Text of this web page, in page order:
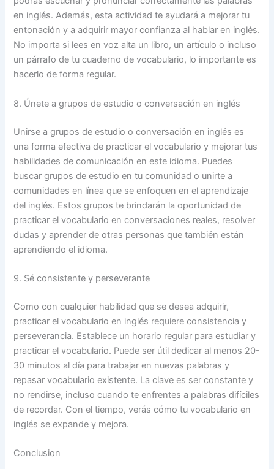
en inglés. Además, esta actividad te ayudará a mejorar tu
entonación y a adquirir mayor confianza al hablar en inglés.
No importa si lees en voz alta un libro, un artículo o incluso
un párrafo de tu cuaderno de vocabulario, lo importante es
hacerlo de forma regular.
8. Únete a grupos de estudio o conversación en inglés
Unirse a grupos de estudio o conversación en inglés es
una forma efectiva de practicar el vocabulario y mejorar tus
habilidades de comunicación en este idioma. Puedes
buscar grupos de estudio en tu comunidad o unirte a
comunidades en línea que se enfoquen en el aprendizaje
del inglés. Estos grupos te brindarán la oportunidad de
practicar el vocabulario en conversaciones reales, resolver
dudas y aprender de otras personas que también están
aprendiendo el idioma.
9. Sé consistente y perseverante
Como con cualquier habilidad que se desea adquirir,
practicar el vocabulario en inglés requiere consistencia y
perseverancia. Establece un horario regular para estudiar y
practicar el vocabulario. Puede ser útil dedicar al menos 20-
30 minutos al día para trabajar en nuevas palabras y
repasar vocabulario existente. La clave es ser constante y
no rendirse, incluso cuando te enfrentes a palabras difíciles
de recordar. Con el tiempo, verás cómo tu vocabulario en
inglés se expande y mejora.
Conclusion